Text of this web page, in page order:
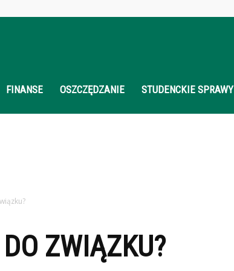
FINANSE OSZCZĘDZANIE STUDENCKIE SPRAWY
ZWIĄZKU?